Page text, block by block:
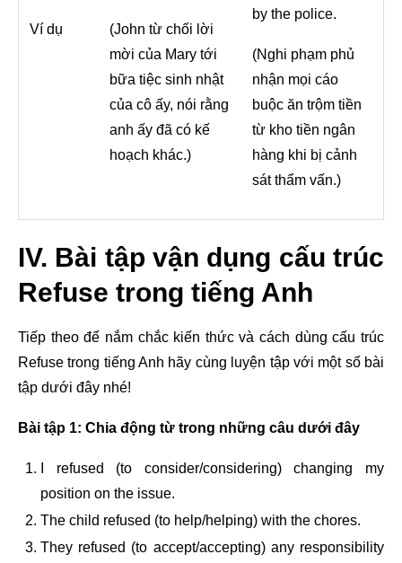
Ví dụ
(John từ chối lời
mời của Mary tới
bữa tiệc sinh nhật
của cô ấy, nói rằng
anh ấy đã có kế
hoạch khác.)
by the police.
(Nghi phạm phủ
nhận mọi cáo
buộc ăn trộm tiền
từ kho tiền ngân
hàng khi bị cảnh
sát thẩm vấn.)
IV. Bài tập vận dụng cấu trúc
Refuse trong tiếng Anh
Tiếp theo để nắm chắc kiến thức và cách dùng cấu trúc
Refuse trong tiếng Anh hãy cùng luyện tập với một số bài
tập dưới đây nhé!
Bài tập 1: Chia động từ trong những câu dưới đây
I refused (to consider/considering) changing my
position on the issue.
The child refused (to help/helping) with the chores.
They refused (to accept/accepting) any responsibility